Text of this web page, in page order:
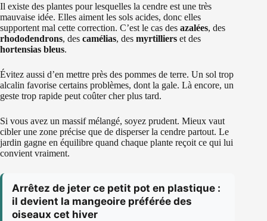
Il existe des plantes pour lesquelles la cendre est une très
mauvaise idée. Elles aiment les sols acides, donc elles
supportent mal cette correction. C’est le cas des azalées, des
rhododendrons, des camélias, des myrtilliers et des
hortensias bleus.
Évitez aussi d’en mettre près des pommes de terre. Un sol trop
alcalin favorise certains problèmes, dont la gale. Là encore, un
geste trop rapide peut coûter cher plus tard.
Si vous avez un massif mélangé, soyez prudent. Mieux vaut
cibler une zone précise que de disperser la cendre partout. Le
jardin gagne en équilibre quand chaque plante reçoit ce qui lui
convient vraiment.
Arrêtez de jeter ce petit pot en plastique :
il devient la mangeoire préférée des
oiseaux cet hiver